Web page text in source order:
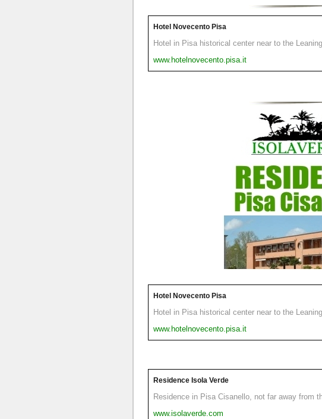
Hotel Novecento Pisa
Hotel in Pisa historical center near to the
www.hotelnovecento.pisa.it
Hotel Novecento Pisa
Hotel in Pisa historical center near to the
www.hotelnovecento.pisa.it
Residence Isola Verde
Residence in Pisa Cisanello, not far away from
www.isolaverde.com